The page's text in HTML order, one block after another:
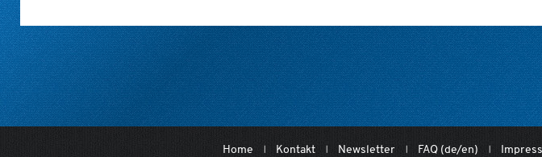
Home Kontakt Newsletter FAQ (de/en)